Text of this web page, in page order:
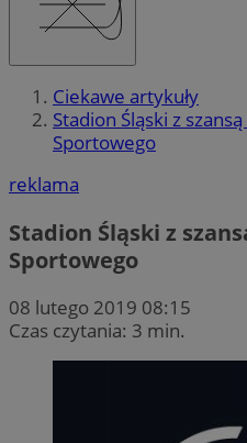
Ciekawe artykuły
Stadion Śląski z
Sportowego
reklama
Stadion Śląski z
Sportowego
08 lutego 2019 08:15
Czas czytania: 3 min.